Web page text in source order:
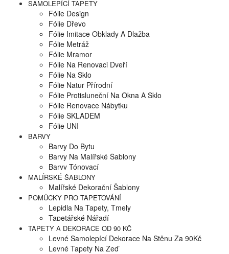
SAMOLEPÍCÍ TAPETY
Fólie Design
Fólie Dřevo
Fólie Imitace Obklady A Dlažba
Fólie Metráž
Fólie Mramor
Fólie Na Renovaci Dveří
Fólie Na Sklo
Fólie Natur Přírodní
Fólie Protisluneční Na Okna A Sklo
Fólie Renovace Nábytku
Fólie SKLADEM
Fólie UNI
BARVY
Barvy Do Bytu
Barvy Na Malířské Šablony
Barvy Tónovací
MALÍŘSKÉ ŠABLONY
Malířské Dekorační Šablony
POMŮCKY PRO TAPETOVÁNÍ
Lepidla Na Tapety, Tmely
Tapetářské Nářadí
TAPETY A DEKORACE OD 90 KČ
Levné Samolepící Dekorace Na Stěnu Za 90Kč
Levné Tapety Na Zeď